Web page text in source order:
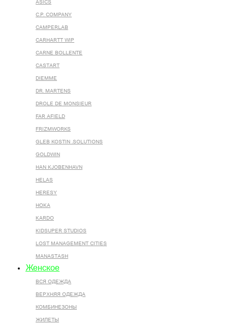
ASICS
C.P. COMPANY
CAMPERLAB
CARHARTT WIP
CARNE BOLLENTE
CASTART
DIEMME
DR. MARTENS
DROLE DE MONSIEUR
FAR AFIELD
FRIZMWORKS
GLEB KOSTIN .SOLUTIONS
GOLDWIN
HAN KJOBENHAVN
HELAS
HERESY
HOKA
KARDO
KIDSUPER STUDIOS
LOST MANAGEMENT CITIES
MANASTASH
Женское
ВСЯ ОДЕЖДА
ВЕРХНЯЯ ОДЕЖДА
КОМБИНЕЗОНЫ
ЖИЛЕТЫ